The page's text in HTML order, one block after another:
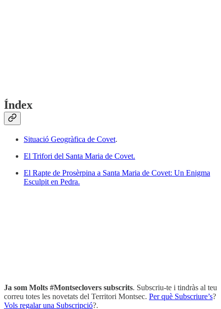
Índex
Situació Geogràfica de Covet.
El Trifori del Santa Maria de Covet.
El Rapte de Prosèrpina a Santa Maria de Covet: Un Enigma
Esculpit en Pedra.
Ja som Molts #Montseclovers subscrits. Subscriu-te i tindràs al teu
correu totes les novetats del Territori Montsec. Per què Subscriure’s?
Vols regalar una Subscripció?.